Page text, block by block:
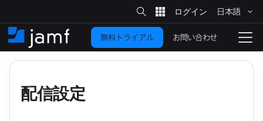
イ
ン
コ
ン
ツ
サ
イ
ト
検
索
日本語
ホ
ー
ム
ナ
ゲ
無料トライアル お問い合わせ
配信設定